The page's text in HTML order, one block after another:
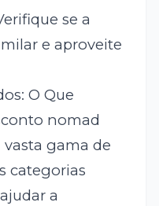
se a
e aproveite
O Que
nomad
gama de
categorias
a